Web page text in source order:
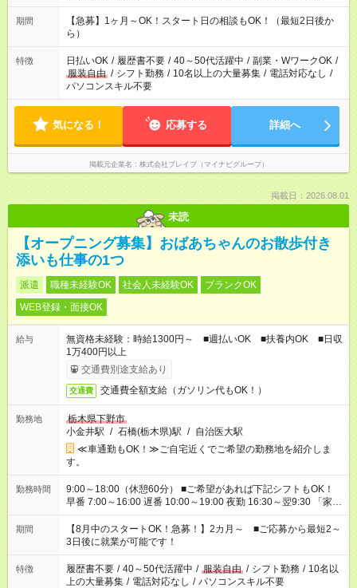
短 10:00～15:00 上記はあくまで一例です。 「夕方までには帰宅
しておきたい」 「朝はゆっくりのスタートがいい」 「お昼の時
間を有効に使いたい」 など、ご希望があれば教えてください
ね。
期間
【急募】1ヶ月～OK！スタート日の相談もOK！（最短2日後か
ら）
特徴 日払いOK / 履歴書不要 / 40～50代活躍中 / 副業・WワークOK /
服装自由 / シフト勤務 / 10名以上の大量募集 / 電話対応なし /
パソコンスキル不要
気になる！ 応募する 詳細へ
掲載元企業名 株式会社ブレイブ（マイナビグループ）
掲載日：2026.08.01
未読
【オープニング募集】おばあちゃんのお散歩付き
添いも仕事の1つ
派遣 職種未経験OK 社会人未経験OK
ブランクOK
WEB登録・面接OK
給与
無資格未経験：時給1300円～ ■週払いOK ■扶養内OK ■日収
1万400円以上
交通費別途支給あり
交通費 交通費全額支給（ガソリン代もOK！）
勤務地
栃木県下野市
小金井駅 / 石橋(栃木県)駅 / 自治医大駅
≪車通勤もOK！≫ご自宅近くでご希望の勤務地を紹介しま
す。
勤務時間
9:00～18:00（休憩60分） ■ご希望があれば下記シフトもOK！
早番 7:00～16:00 遅番 10:00～19:00 夜勤 16:30～翌9:30 「家族
と休みを合わせたい」 「余裕を持って夕飯の準備がしたい」
「できれば残業はしたくない」 など、ご希望を教えてください
ね。 ※Wワーク希望の方へ 今ご覧のお仕事で希望する勤務時間
と、もう1つのお仕事の勤務時間。 合計で週40時間を超える場
合は応募できません。
期間
【8月中のスタートOK！急募！】2カ月～ ■ご応募から最短2～
3日後に就業が可能です！
特徴 履歴書不要 / 40～50代活躍中 / 服装自由 / シフト勤務 / 10名以
上の大量募集 / 電話対応なし / パソコンスキル不要